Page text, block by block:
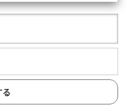
る
you with our partners.
cookie settings on our